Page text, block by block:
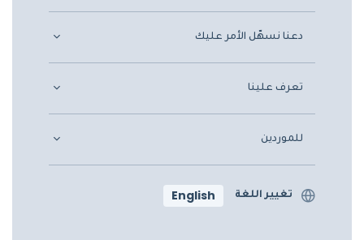
دعنا نسهّل الأمر عليك
تعرف علينا
للموردين
تغيير اللغة English